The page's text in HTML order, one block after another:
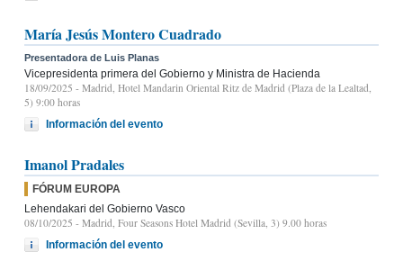
María Jesús Montero Cuadrado
Presentadora de Luis Planas
Vicepresidenta primera del Gobierno y Ministra de Hacienda
18/09/2025 - Madrid, Hotel Mandarin Oriental Ritz de Madrid (Plaza de la Lealtad,
5) 9:00 horas
Información del evento
Imanol Pradales
FÓRUM EUROPA
Lehendakari del Gobierno Vasco
08/10/2025 - Madrid, Four Seasons Hotel Madrid (Sevilla, 3) 9.00 horas
Información del evento